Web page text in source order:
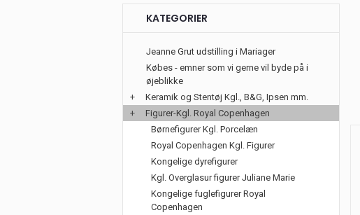
KATEGORIER
Jeanne Grut udstilling i Mariager
Købes - emner som vi gerne vil byde på i
øjeblikke
+
Keramik og Stentøj Kgl., B&G, Ipsen mm.
+
Figurer-Kgl. Royal Copenhagen
Børnefigurer Kgl. Porcelæn
Royal Copenhagen Kgl. Figurer
Kongelige dyrefigurer
Kgl. Overglasur figurer Juliane Marie
Kongelige fuglefigurer Royal
Copenhagen